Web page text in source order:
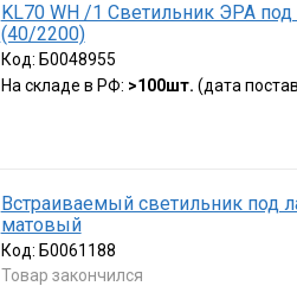
KL70 WH /1 Светильник ЭРА под
(40/2200)
Код: Б0048955
На складе в РФ: >100шт. (дата
Встраиваемый светильник под
матовый
Код: Б0061188
Товар закончился